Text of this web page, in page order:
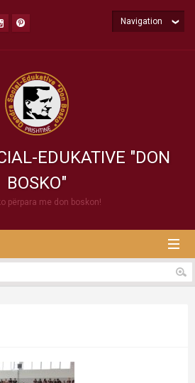
EDUKATIVE "DON
BOSKO"
përpara me don boskon!
Navigation